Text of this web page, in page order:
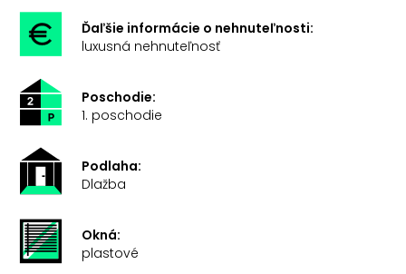
Ďaľšie informácie o nehnuteľnosti:
luxusná nehnuteľnosť
Poschodie:
1. poschodie
Podlaha:
Dlažba
Okná:
plastové